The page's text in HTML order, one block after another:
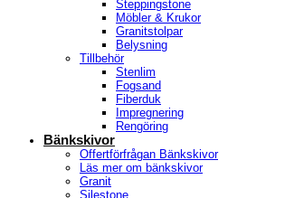
Steppingstone
Möbler & Krukor
Granitstolpar
Belysning
Tillbehör
Stenlim
Fogsand
Fiberduk
Impregnering
Rengöring
Bänkskivor
Offertförfrågan Bänkskivor
Läs mer om bänkskivor
Granit
Silestone